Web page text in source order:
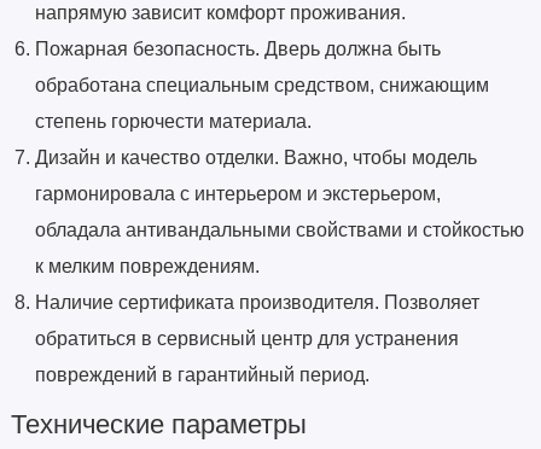
напрямую зависит комфорт проживания.
Пожарная безопасность. Дверь должна быть
обработана специальным средством, снижающим
степень горючести материала.
Дизайн и качество отделки. Важно, чтобы модель
гармонировала с интерьером и экстерьером,
обладала антивандальными свойствами и стойкостью
к мелким повреждениям.
Наличие сертификата производителя. Позволяет
обратиться в сервисный центр для устранения
повреждений в гарантийный период.
Технические параметры